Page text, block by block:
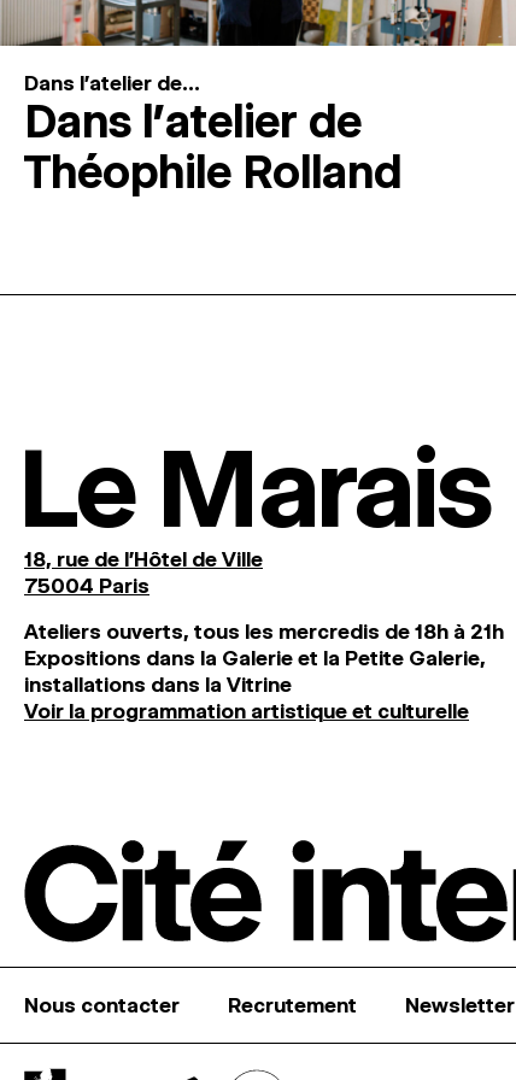
Dans l'atelier de...
Dans l’atelier de
Théophile Rolland
Le Marais
18, rue de l'Hôtel de Ville
75004 Paris
Ateliers ouverts, tous les mercredis de 18h à 21h
Expositions dans la Galerie et la Petite Galerie,
installations dans la Vitrine
Voir la programmation artistique et culturelle
Nous contacter Recrutement Newsletter